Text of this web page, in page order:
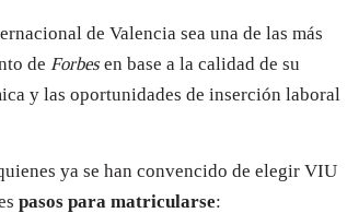
de Valencia sea una de las más
de Forbesen base a la calidad de su
y las oportunidades de inserción laboral
ya se han convencido de elegir VIU
pasos para matricularse: